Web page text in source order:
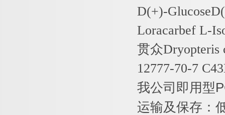
D(+)-GlucoseD(
Loracarbef L-
贯众Dryopteris
12777-70-7
我公司即用型
运输及保存：